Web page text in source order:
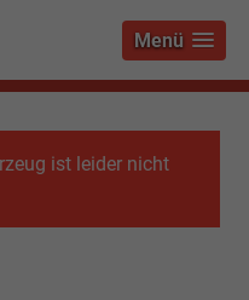
Menü
ist leider nicht